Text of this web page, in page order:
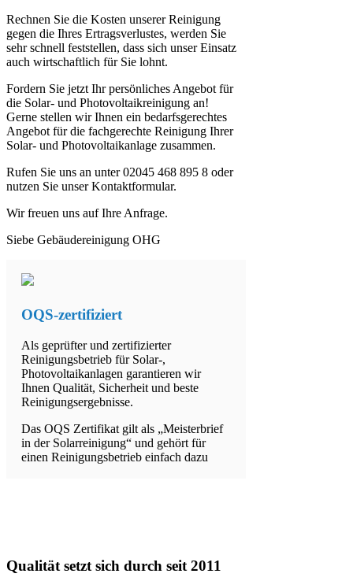
Rechnen Sie die Kosten unserer Reinigung
gegen die Ihres Ertragsverlustes, werden Sie
sehr schnell feststellen, dass sich unser Einsatz
auch wirtschaftlich für Sie lohnt.
Fordern Sie jetzt Ihr persönliches Angebot für
die Solar- und Photovoltaikreinigung an!
Gerne stellen wir Ihnen ein bedarfsgerechtes
Angebot für die fachgerechte Reinigung Ihrer
Solar- und Photovoltaikanlage zusammen.
Rufen Sie uns an unter 02045 468 895 8 oder
nutzen Sie unser Kontaktformular.
Wir freuen uns auf Ihre Anfrage.
Siebe Gebäudereinigung OHG
OQS-zertifiziert
Als geprüfter und zertifizierter
Reinigungsbetrieb für Solar-,
Photovoltaikanlagen garantieren wir
Ihnen Qualität, Sicherheit und beste
Reinigungsergebnisse.
Das OQS Zertifikat gilt als „Meisterbrief
in der Solarreinigung“ und gehört für
einen Reinigungsbetrieb einfach dazu
Qualität setzt sich durch seit 2011